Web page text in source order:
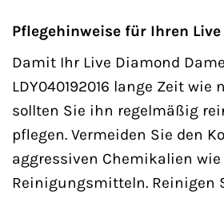
Pflegehinweise für Ihren
Damit Ihr Live Diamond
LDY040192016 lange Zeit wie
sollten Sie ihn regelmäßig
pflegen. Vermeiden Sie den
aggressiven Chemikalien wie
Reinigungsmitteln. Reinigen